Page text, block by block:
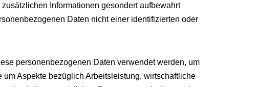
Informationen gesondert aufbewahrt
Daten nicht einer identifizierten oder
personenbezogenen Daten verwendet werden, um
Aspekte bezüglich Arbeitsleistung, wirtschaftliche